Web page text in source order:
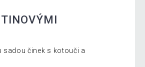
činek s kotouči a